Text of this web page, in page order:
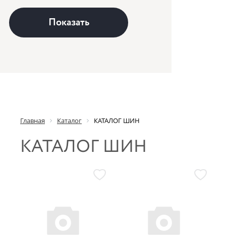
Главная Каталог КАТАЛОГ ШИН
КАТАЛОГ ШИН